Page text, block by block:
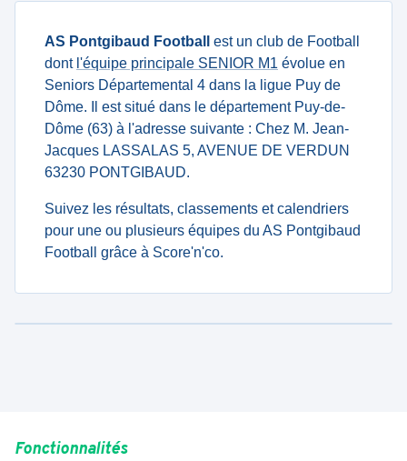
AS Pontgibaud Football
est un club de Football
dont l'équipe principale SENIOR M1 évolue en
Seniors Départemental 4 dans la ligue Puy de
Dôme. Il est situé dans le département Puy-de-
Dôme (63) à l'adresse suivante : Chez M. Jean-
Jacques LASSALAS 5, AVENUE DE VERDUN
63230 PONTGIBAUD.
Suivez les résultats, classements et calendriers
pour une ou plusieurs équipes du AS Pontgibaud
Football grâce à Score'n'co.
Fonctionnalités